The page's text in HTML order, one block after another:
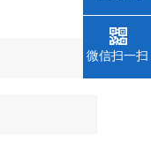
微信扫一扫